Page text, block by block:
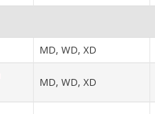
MD, WD, XD
MD, WD, XD